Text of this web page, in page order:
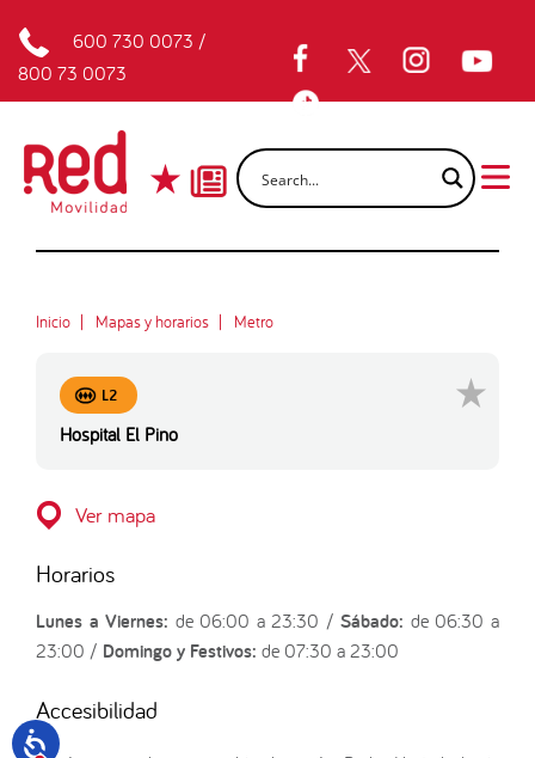
600 730 0073 /
800 73 0073
Inicio Mapas y horarios Metro
L2
Hospital El Pino
Ver mapa
Horarios
Lunes a Viernes: de 06:00 a 23:30 /Sábado: de 06:30 a
23:00 / Domingo y Festivos: de 07:30 a 23:00
Accesibilidad